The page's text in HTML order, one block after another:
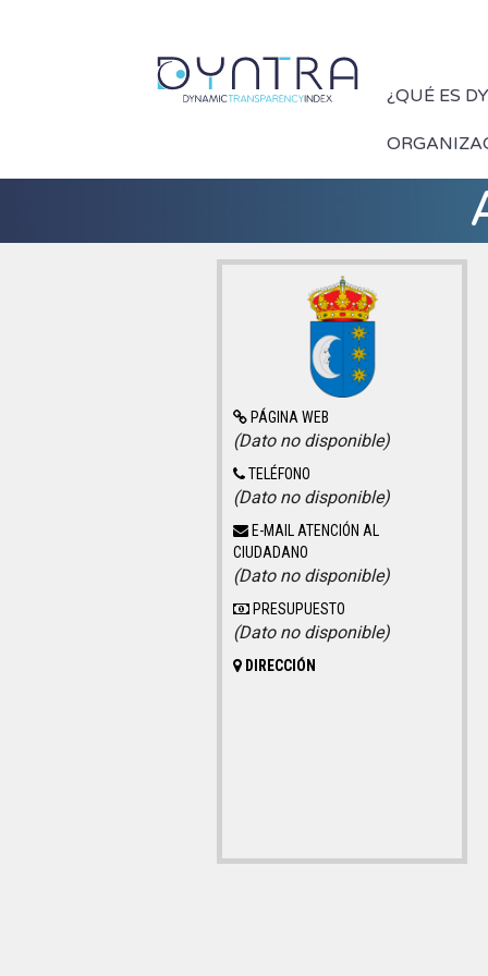
¿QUÉ ES
PÁGINA WEB
(Dato no disponible)
TELÉFONO
(Dato no disponible)
E-MAIL ATENCIÓN AL
CIUDADANO
(Dato no disponible)
PRESUPUESTO
(Dato no disponible)
DIRECCIÓN